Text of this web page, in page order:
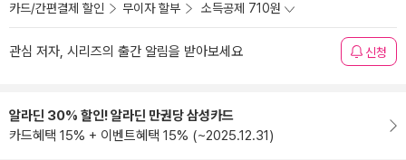
카드/간편결제 할인 무이자 할부 소득공제 710원
관심 저자, 시리즈의 출간 알림을 받아보세요 신청
알라딘 30% 할인! 알라딘 만권당 삼성카드
카드혜택 15% + 이벤트혜택 15% (~2025.12.31)